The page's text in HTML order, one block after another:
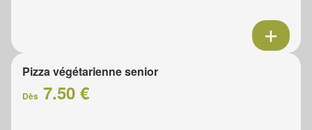
Pizza végétarienne senior
Dès 7.50 €